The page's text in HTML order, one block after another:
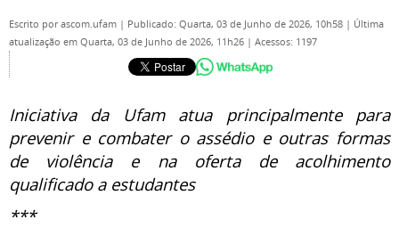
Escrito porascom.ufam | Publicado: Quarta, 03 de Junho de 2026, 10h58 | Última
atualização em Quarta, 03 de Junho de 2026, 11h26 | Acessos: 1197
Iniciativa da Ufam atua principalmente para
prevenir e combater o assédio e outras formas
de violência e na oferta de acolhimento
qualificado a estudantes
***